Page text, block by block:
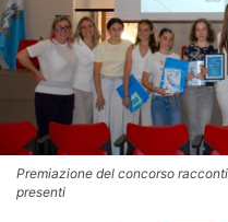
Premiazione del concorso
presenti